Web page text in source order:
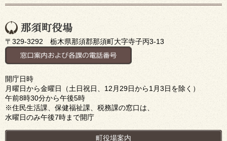
〒329-3292 栃木県那須郡那須町大字寺子丙3-13
開庁日時
月曜日から金曜日（土日祝日、12月29日から1月3日を除く）
午前8時30分から午後5時
※住民生活課、保健福祉課、税務課の窓口は、
水曜日のみ午後7時まで開庁
町役場案内